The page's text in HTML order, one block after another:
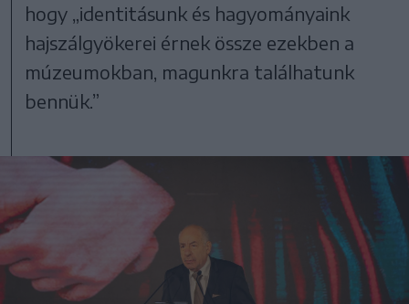
hogy „identitásunk és hagyományaink
hajszálgyökerei érnek össze ezekben a
múzeumokban, magunkra találhatunk
bennük.”